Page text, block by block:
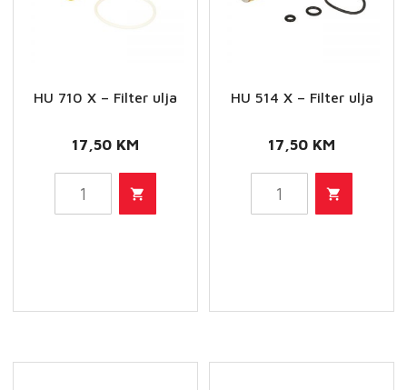
HU 710 X – Filter ulja
17,50 KM
710
količina
HU 514 X – Filter ulja
17,50 KM
514
količina